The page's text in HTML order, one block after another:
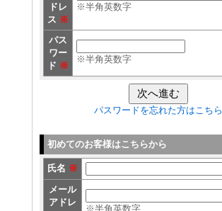
ドレ
ス ※
※半角英数字
パス
ワー
ド ※
※半角英数字
パスワードを忘れた方はこちら
初めてのお客様はこちらから
氏名 ※
メール
アドレ
※半角英数字